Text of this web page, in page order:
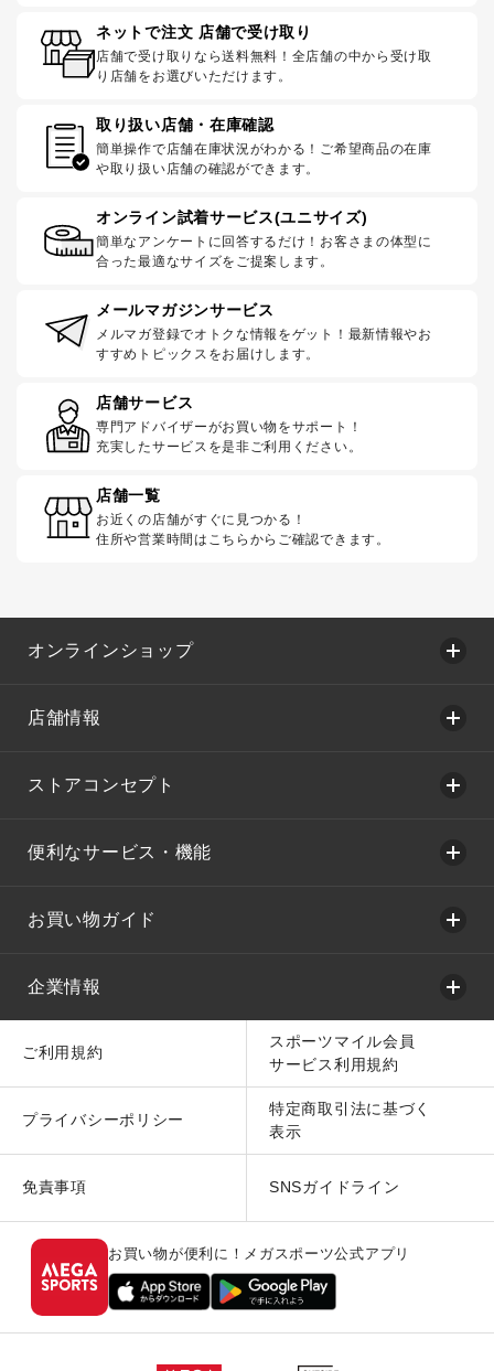
ネットで注文 店舗で受け取り
店舗で受け取りなら送料無料！全店舗の中から受け取
り店舗をお選びいただけます。
取り扱い店舗・在庫確認
簡単操作で店舗在庫状況がわかる！ご希望商品の在庫
や取り扱い店舗の確認ができます。
オンライン試着サービス(ユニサイズ)
簡単なアンケートに回答するだけ！お客さまの体型に
合った最適なサイズをご提案します。
メールマガジンサービス
メルマガ登録でオトクな情報をゲット！最新情報やお
すすめトピックスをお届けします。
店舗サービス
専門アドバイザーがお買い物をサポート！
充実したサービスを是非ご利用ください。
店舗一覧
お近くの店舗がすぐに見つかる！
住所や営業時間はこちらからご確認できます。
オンラインショップ
店舗情報
ストアコンセプト
便利なサービス・機能
お買い物ガイド
企業情報
ご利用規約
スポーツマイル会員
サービス利用規約
プライバシーポリシー
特定商取引法に基づく
表示
免責事項 SNSガイドライン
お買い物が便利に！メガスポーツ公式アプリ